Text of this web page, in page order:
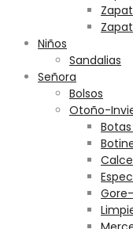
Niños
Sandalias
Señora
Bolsos
Otoño-